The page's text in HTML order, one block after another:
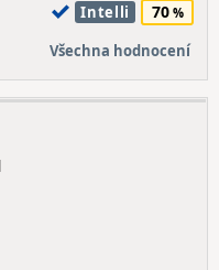
Intelli 70
Všechna hodnocení